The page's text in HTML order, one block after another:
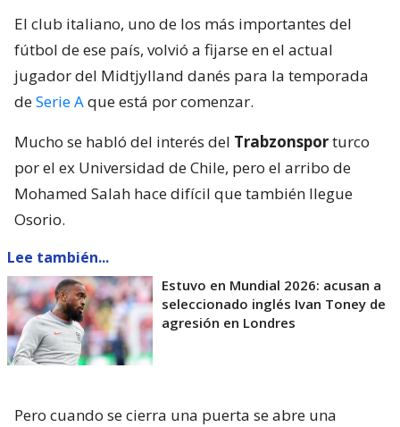
El club italiano, uno de los más importantes del
fútbol de ese país, volvió a fijarse en el actual
jugador del Midtjylland danés para la temporada
deSerie Aque está por comenzar.
Mucho se habló del interés del Trabzonsporturco
por el ex Universidad de Chile, pero el arribo de
Mohamed Salah hace difícil que también llegue
Osorio.
Lee también...
Estuvo en Mundial 2026: acusan a
seleccionado inglés Ivan Toney de
agresión en Londres
Pero cuando se cierra una puerta se abre una